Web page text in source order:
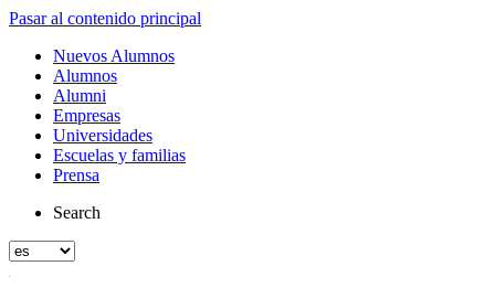
Pasar al contenido principal
Nuevos Alumnos
Alumnos
Alumni
Empresas
Universidades
Escuelas y familias
Prensa
Search